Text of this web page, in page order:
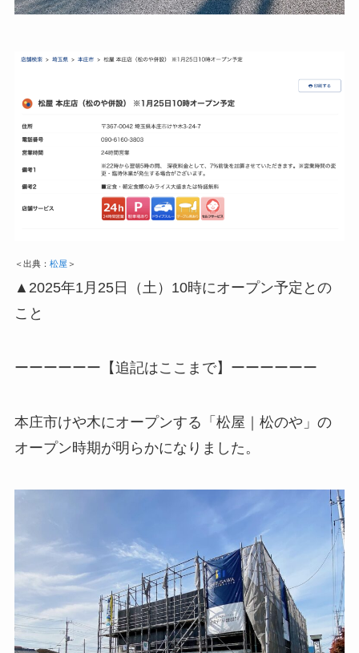
＜出典： 松屋 ＞
▲2025年1月25日（土）10時にオープン予定との
こと
ーーーーーー【追記はここまで】ーーーーーー
本庄市けや木にオープンする「松屋｜松のや」の
オープン時期が明らかになりました。